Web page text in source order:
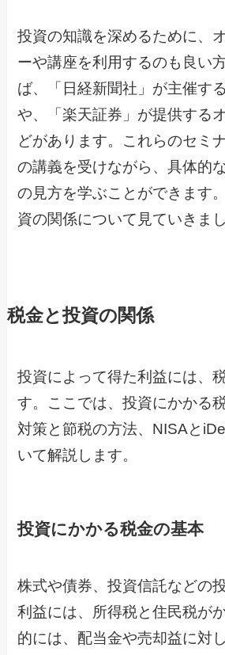
投資の知識を深めるために、
ーや講座を利用するのも良い
ば、「日経新聞社」が主催す
や、「楽天証券」が提供する
どがあります。これらのセミ
の講義を受けながら、具体的
の見方を学ぶことができます
資の関係について見ていきまし
税金と投資の関係
投資によって得た利益には、
す。ここでは、投資にかかる
対策と節税の方法、NISAと
いて解説します。
投資にかかる税金の基本
株式や債券、投資信託などの
利益には、所得税と住民税が
的には、配当金や売却益に対